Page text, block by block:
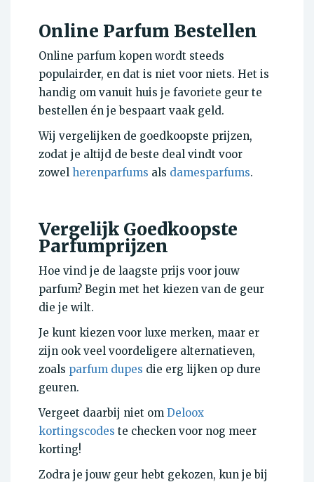
Online Parfum Bestellen
Online parfum kopen wordt steeds
populairder, en dat is niet voor niets. Het is
handig om vanuit huis je favoriete geur te
bestellen én je bespaart vaak geld.
Wij vergelijken de goedkoopste prijzen,
zodat je altijd de beste deal vindt voor
zowel herenparfums als damesparfums.
Vergelijk Goedkoopste
Parfumprijzen
Hoe vind je de laagste prijs voor jouw
parfum? Begin met het kiezen van de geur
die je wilt.
Je kunt kiezen voor luxe merken, maar er
zijn ook veel voordeligere alternatieven,
zoals parfum dupes die erg lijken op dure
geuren.
Vergeet daarbij niet om Deloox
kortingscodes te checken voor nog meer
korting!
Zodra je jouw geur hebt gekozen, kun je bij